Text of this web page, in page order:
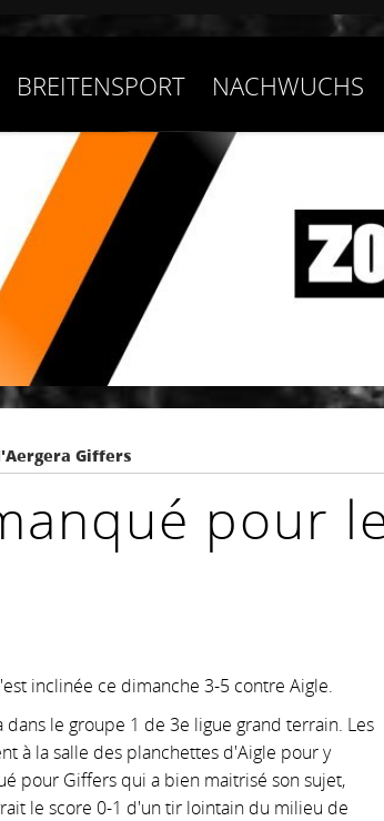
BREITENSPORT NACHWUCHS
Giffers
pour
inclinée ce dimanche 3-5 contre Aigle.
le groupe 1 de 3e ligue grand terrain. Les
à la salle des planchettes d'Aigle pour y
pour Giffers qui a bien maitrisé son sujet,
le score 0-1 d'un tir lointain du milieu de